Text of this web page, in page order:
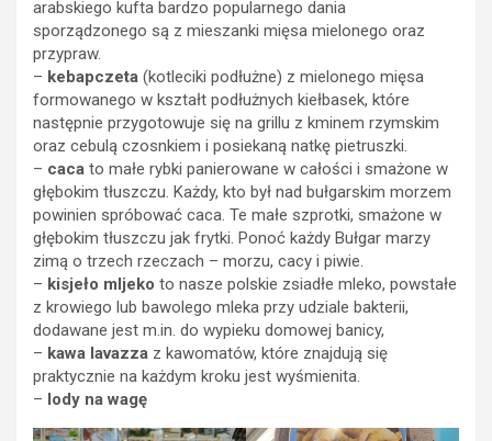
arabskiego kufta bardzo popularnego dania
sporządzonego są z mieszanki mięsa mielonego oraz
przypraw.
– kebapczeta (kotleciki podłużne) z mielonego mięsa
formowanego w kształt podłużnych kiełbasek, które
następnie przygotowuje się na grillu z kminem rzymskim
oraz cebulą czosnkiem i posiekaną natkę pietruszki.
– caca to małe rybki panierowane w całości i smażone w
głębokim tłuszczu. Każdy, kto był nad bułgarskim morzem
powinien spróbować caca. Te małe szprotki, smażone w
głębokim tłuszczu jak frytki. Ponoć każdy Bułgar marzy
zimą o trzech rzeczach – morzu, cacy i piwie.
– kisjeło mljeko to nasze polskie zsiadłe mleko, powstałe
z krowiego lub bawolego mleka przy udziale bakterii,
dodawane jest m.in. do wypieku domowej banicy,
– kawa lavazza z kawomatów, które znajdują się
praktycznie na każdym kroku jest wyśmienita.
– lody na wagę